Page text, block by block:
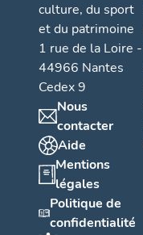
culture, du sport
et du patrimoine
1 rue de la Loire -
44966 Nantes
Cedex 9
Nous
contacter
Aide
Mentions
légales
Politique de
confidentialité